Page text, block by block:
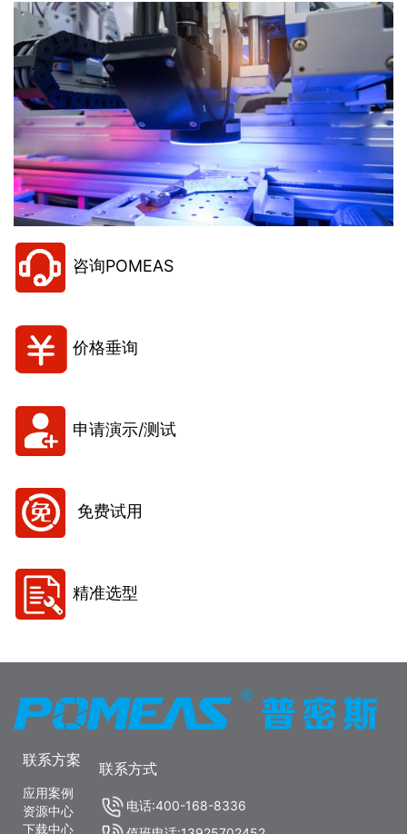
咨询POMEAS
价格垂询
申请演示/测试
免费试用
精准选型
联系方案
应用案例
资源中心
下载中心
联系方式
电话:400-168-8336